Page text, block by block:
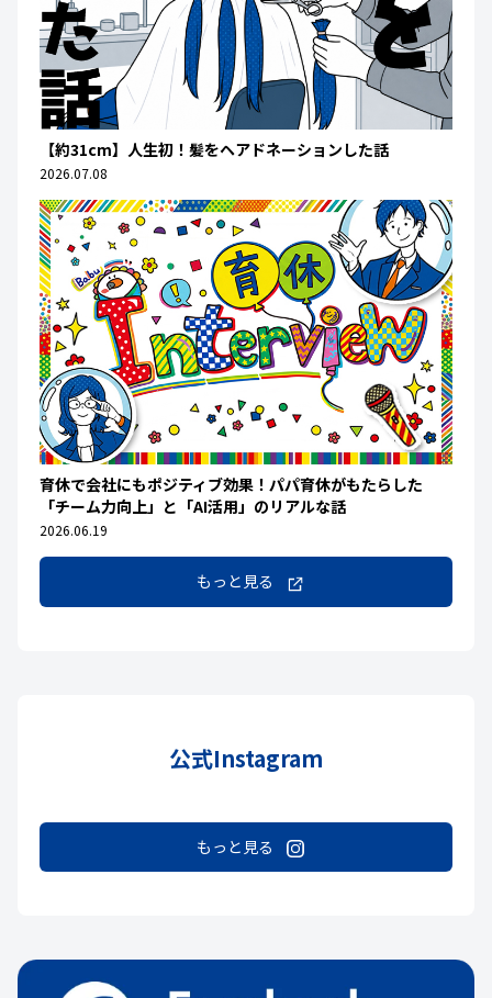
【約31cm】人生初！髪をヘアドネーションした話
2026.07.08
育休で会社にもポジティブ効果！パパ育休がもたらした
「チーム力向上」と「AI活用」のリアルな話
2026.06.19
もっと見る
公式Instagram
もっと見る